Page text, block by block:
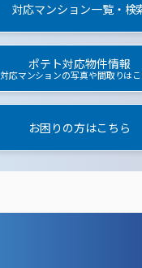
対応マンション一覧・検
ポテト対応物件情報
対応マンションの写真や間取りは
お困りの方はこちら